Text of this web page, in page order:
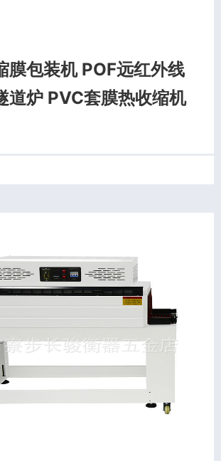
膜包装机 POF远红外线
道炉 PVC套膜热收缩机